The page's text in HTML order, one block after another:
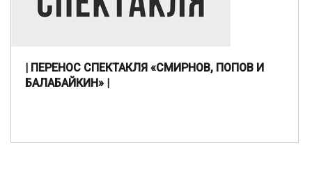
| ПЕРЕНОС СПЕКТАКЛЯ «СМИРНОВ, ПОПОВ И
БАЛАБАЙКИН» |